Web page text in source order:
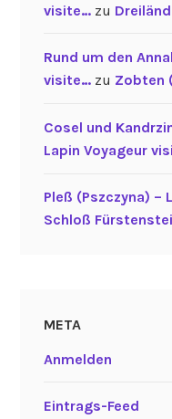
visite…zu
Rund um den
visite…zu Zobten
Cosel und
Lapin Voyageur
Pleß (Pszczyna) –
Schloß
META
Anmelden
Eintrags-Feed